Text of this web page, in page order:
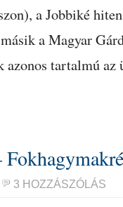
a Jobbiké
a Magyar
tartalmú az
3 HOZZÁSZÓLÁS